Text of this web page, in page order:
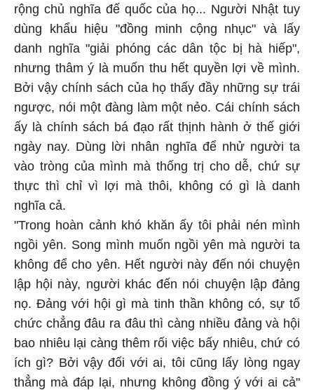
rộng chủ nghĩa đế quốc của họ... Người Nhật tuy
dùng khẩu hiệu "đồng minh cộng nhục" và lấy
danh nghĩa "giải phóng các dân tộc bị hà hiếp",
nhưng thâm ý là muốn thu hết quyền lợi về mình.
Bởi vậy chính sách của họ thấy đầy những sự trái
ngược, nói một đàng làm một nẻo. Cái chính sách
ấy là chính sách bá đạo rất thịnh hành ở thế giới
ngày nay. Dùng lời nhân nghĩa để nhử người ta
vào tròng của mình mà thống trị cho dễ, chứ sự
thực thì chỉ vì lợi mà thôi, không có gì là danh
nghĩa cả.
"Trong hoàn cảnh khó khăn ấy tôi phải nén mình
ngồi yên. Song mình muốn ngồi yên mà người ta
không để cho yên. Hết người này đến nói chuyện
lập hội này, người khác đến nói chuyện lập đảng
nọ. Ðảng với hội gì mà tinh thần không có, sự tổ
chức chẳng đâu ra đâu thì càng nhiều đảng và hội
bao nhiêu lại càng thêm rối việc bấy nhiêu, chứ có
ích gì? Bởi vậy đối với ai, tôi cũng lấy lòng ngay
thẳng mà đáp lại, nhưng không đồng ý với ai cả"